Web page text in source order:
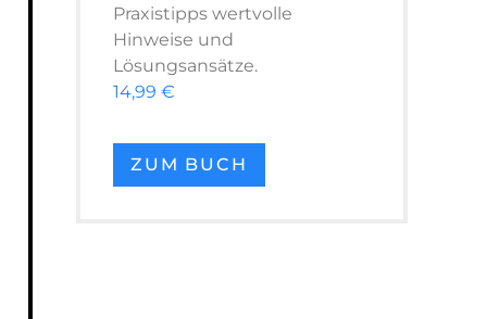
Praxistipps wertvolle
Hinweise und
Lösungsansätze.
14,99 €
ZUM BUCH